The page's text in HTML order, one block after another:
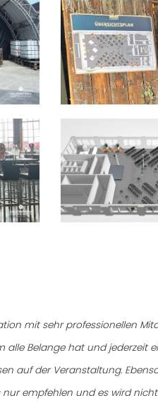
mit sehr professionellen
Belange hat und jederzeit
auf der Veranstaltung.
empfehlen und es wird